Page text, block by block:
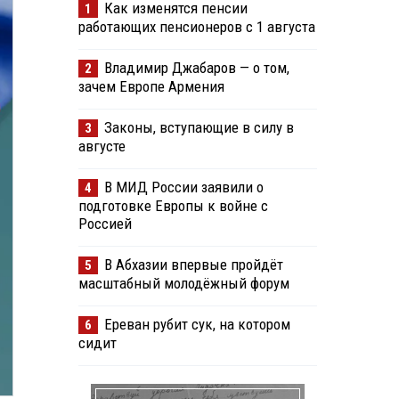
1
Как изменятся пенсии
работающих пенсионеров с 1 августа
2
Владимир Джабаров — о том,
зачем Европе Армения
3
Законы, вступающие в силу в
августе
4
В МИД России заявили о
подготовке Европы к войне с
Россией
5
В Абхазии впервые пройдёт
масштабный молодёжный форум
6
Ереван рубит сук, на котором
сидит